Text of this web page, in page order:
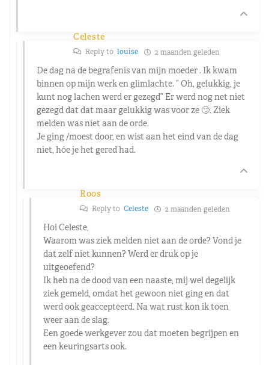
Celeste
Reply to louise 2 maanden geleden
De dag na de begrafenis van mijn moeder . Ik kwam
binnen op mijn werk en glimlachte. ” Oh, gelukkig, je
kunt nog lachen werd er gezegd” Er werd nog net niet
gezegd dat dat maar gelukkig was voor ze 🙄. Ziek
melden was niet aan de orde.
Je ging /moest door, en wist aan het eind van de dag
niet, hóe je het gered had.
Roos
Reply to Celeste 2 maanden geleden
Hoi Celeste,
Waarom was ziek melden niet aan de orde? Vond je
dat zelf niet kunnen? Werd er druk op je
uitgeoefend?
Ik heb na de dood van een naaste, mij wel degelijk
ziek gemeld, omdat het gewoon niet ging en dat
werd ook geaccepteerd. Na wat rust kon ik toen
weer aan de slag.
Een goede werkgever zou dat moeten begrijpen en
een keuringsarts ook.